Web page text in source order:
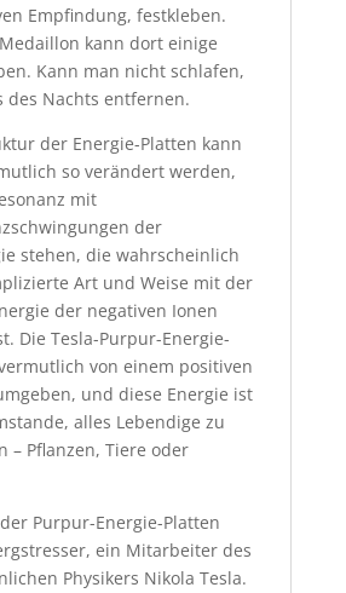
Empfindung, festkleben.
kann dort einige
Kann man nicht schlafen,
des Nachts entfernen.
der Energie-Platten kann
so verändert werden,
mit
der
stehen, die wahrscheinlich
Art und Weise mit der
der negativen Ionen
Die Tesla-Purpur-Energie-
von einem positiven
und diese Energie ist
alles Lebendige zu
– Pflanzen, Tiere oder
Purpur-Energie-Platten
ein Mitarbeiter des
Physikers Nikola Tesla.